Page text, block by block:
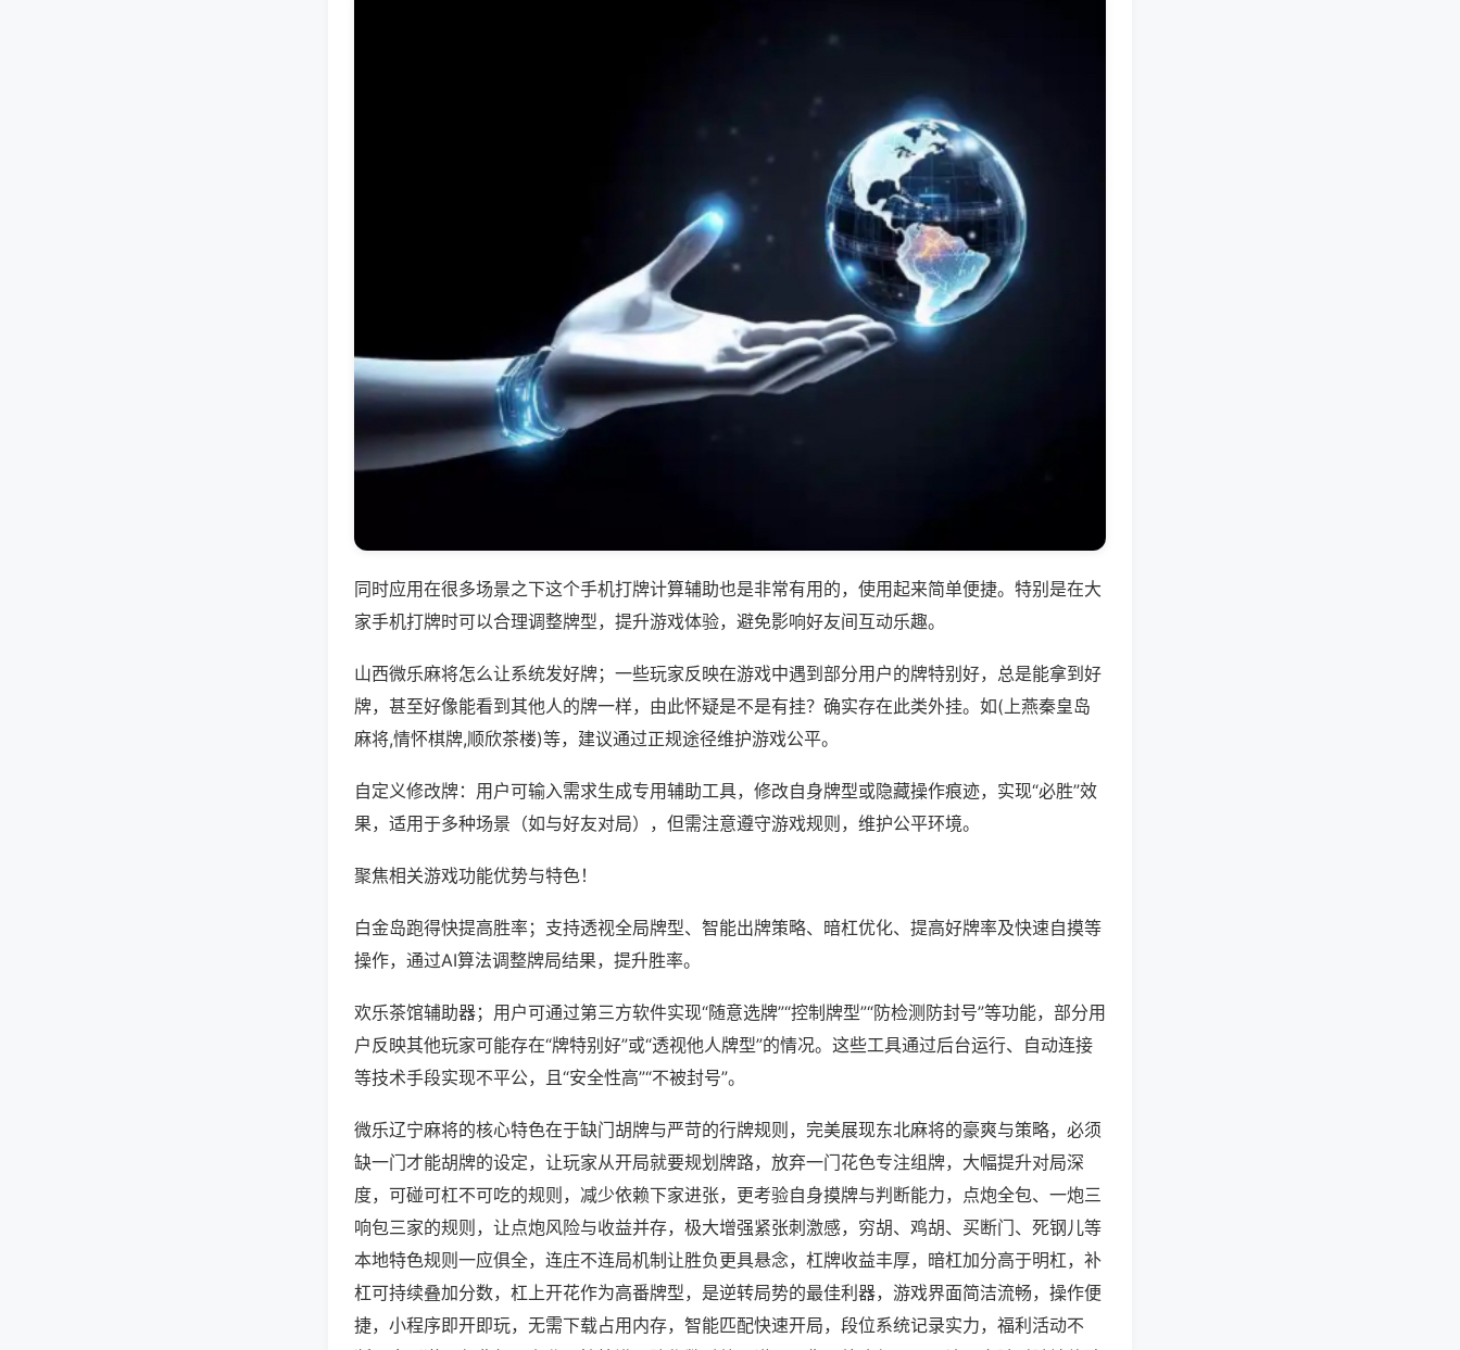
同时应用在很多场景之下这个手机打牌计算辅助也是非常有用的，使用起来简单便捷。特别是在大
家手机打牌时可以合理调整牌型，提升游戏体验，避免影响好友间互动乐趣。
山西微乐麻将怎么让系统发好牌；一些玩家反映在游戏中遇到部分用户的牌特别好，总是能拿到好
牌，甚至好像能看到其他人的牌一样，由此怀疑是不是有挂？确实存在此类外挂。如(上燕秦皇岛
麻将,情怀棋牌,顺欣茶楼)等，建议通过正规途径维护游戏公平。
自定义修改牌：用户可输入需求生成专用辅助工具，修改自身牌型或隐藏操作痕迹，实现“必胜”效
果，适用于多种场景（如与好友对局），但需注意遵守游戏规则，维护公平环境。
聚焦相关游戏功能优势与特色！
白金岛跑得快提高胜率；支持透视全局牌型、智能出牌策略、暗杠优化、提高好牌率及快速自摸等
操作，通过AI算法调整牌局结果，提升胜率。
欢乐茶馆辅助器；用户可通过第三方软件实现“随意选牌”“控制牌型”“防检测防封号”等功能，部分用
户反映其他玩家可能存在“牌特别好”或“透视他人牌型”的情况。这些工具通过后台运行、自动连接
等技术手段实现不平公，且“安全性高”“不被封号”。
微乐辽宁麻将的核心特色在于缺门胡牌与严苛的行牌规则，完美展现东北麻将的豪爽与策略，必须
缺一门才能胡牌的设定，让玩家从开局就要规划牌路，放弃一门花色专注组牌，大幅提升对局深
度，可碰可杠不可吃的规则，减少依赖下家进张，更考验自身摸牌与判断能力，点炮全包、一炮三
响包三家的规则，让点炮风险与收益并存，极大增强紧张刺激感，穷胡、鸡胡、买断门、死钢儿等
本地特色规则一应俱全，连庄不连局机制让胜负更具悬念，杠牌收益丰厚，暗杠加分高于明杠，补
杠可持续叠加分数，杠上开花作为高番牌型，是逆转局势的最佳利器，游戏界面简洁流畅，操作便
捷，小程序即开即玩，无需下载占用内存，智能匹配快速开局，段位系统记录实力，福利活动不